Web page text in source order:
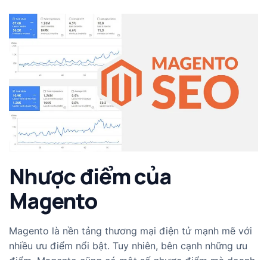
Nhược điểm của
Magento
Magento là nền tảng thương mại điện tử mạnh mẽ với
nhiều ưu điểm nổi bật. Tuy nhiên, bên cạnh những ưu